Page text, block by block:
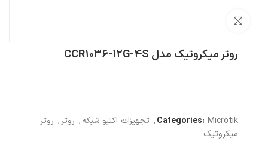
روتر میکروتیک مدل CCR1036-12G-4S
Categories: Microtik
, تجهیزات اکتیو شبکه, روتر , روتر
میکروتیک